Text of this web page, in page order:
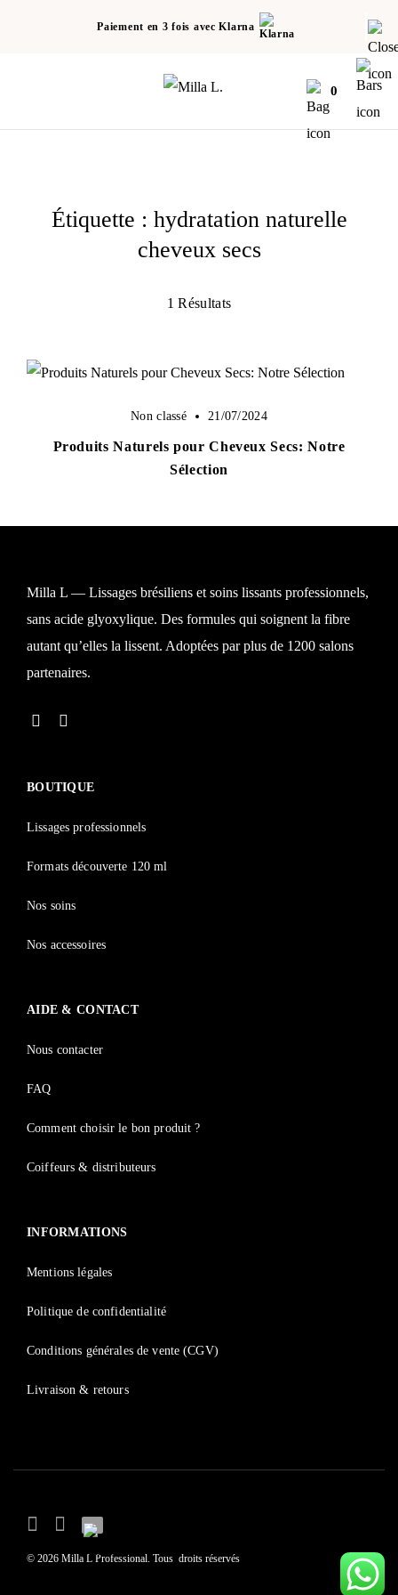
Paiement en 3 fois avec Klarna
0
Se connecter
Étiquette : hydratation naturelle
cheveux secs
1 Résultats
Non classé 21/07/2024
Produits Naturels pour Cheveux Secs: Notre
Sélection
Milla L — Lissages brésiliens et soins lissants professionnels,
sans acide glyoxylique. Des formules qui soignent la fibre
autant qu’elles la lissent. Adoptées par plus de 1200 salons
partenaires.
BOUTIQUE
Lissages professionnels
Formats découverte 120 ml
Nos soins
Nos accessoires
AIDE & CONTACT
Nous contacter
FAQ
Comment choisir le bon produit ?
Coiffeurs & distributeurs
INFORMATIONS
Mentions légales
Politique de confidentialité
Conditions générales de vente (CGV)
Livraison & retours
© 2026 Milla L Professional. Tous droits réservés